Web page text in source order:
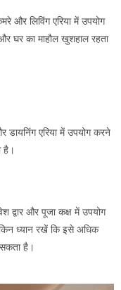
और लिविंग एरिया में उपयोग
घर का माहौल खुशहाल रहता
एरिया में उपयोग करने
है।
द्वार और पूजा कक्ष में उपयोग
ध्यान रखें कि इसे अधिक
है।